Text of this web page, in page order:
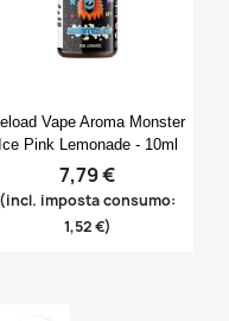
Anteprima
Vape Aroma Monster
Ice Pink Lemonade - 10ml
7,79 €
(incl. imposta consumo:
1,52 €)